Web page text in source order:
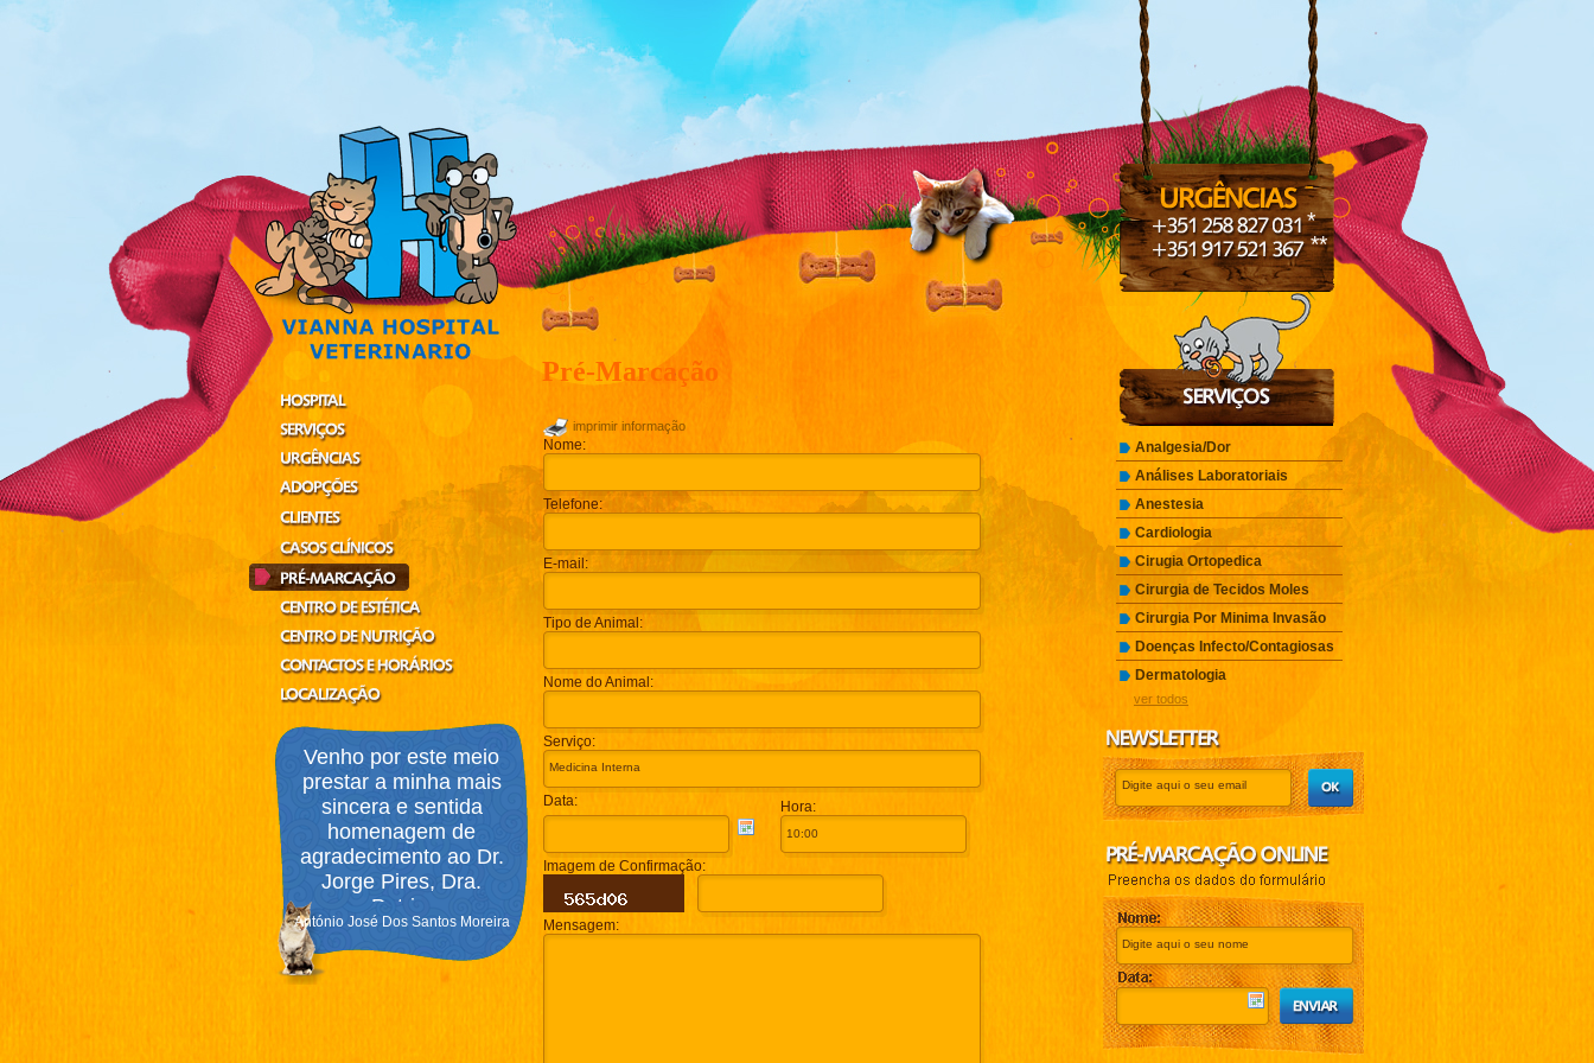
Venho por este meio
prestar a minha mais
sincera e sentida
homenagem de
agradecimento ao Dr.
Jorge Pires, Dra.
Patri...
António José Dos Santos Moreira
Pré-Marcação
imprimir informação
Nome:
Telefone:
E-mail:
Tipo de Animal:
Nome do Animal:
Serviço:
Data: Hora:
Imagem de Confirmação:
Mensagem:
*
**
Analgesia/Dor
Análises Laboratoriais
Anestesia
Cardiologia
Cirugia Ortopedica
Cirurgia de Tecidos Moles
Cirurgia Por Minima Invasão
Doenças Infecto/Contagiosas
Dermatologia
ver todos